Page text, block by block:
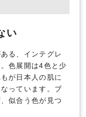
い
る、インテグレ
色展開は4色と少
が日本人の肌に
っています。ブ
似合う色が見つ